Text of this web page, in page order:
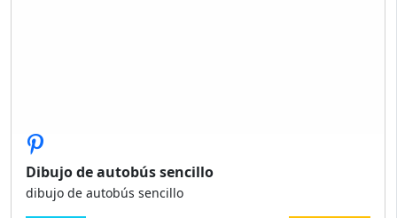
Dibujo de autobús sencillo
dibujo de autobús sencillo